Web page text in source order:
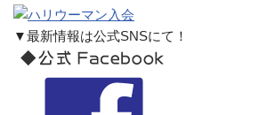
▼最新情報は公式SNSにて！